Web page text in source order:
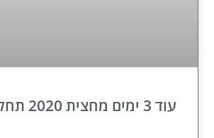
עוד 3 ימים מחצית 2020 תחלוף לה